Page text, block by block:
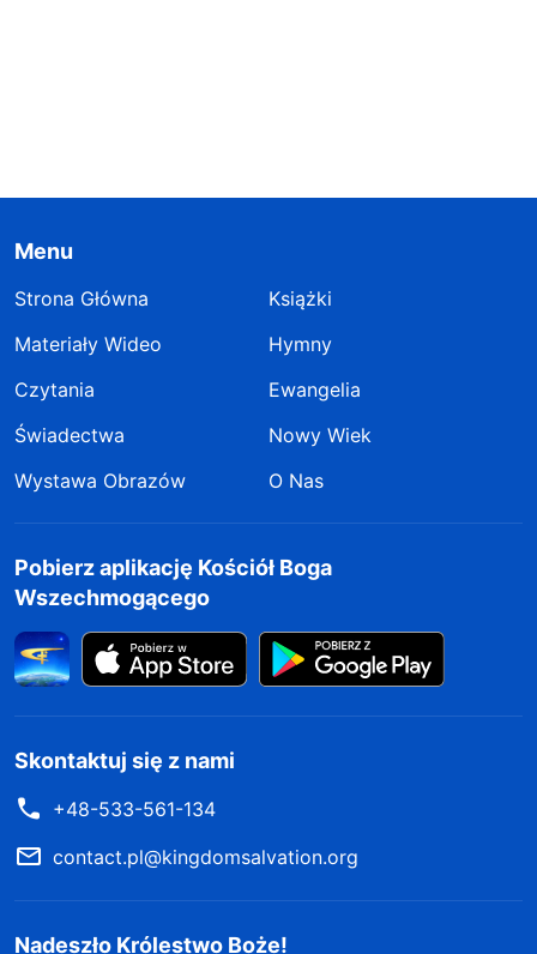
Menu
Strona Główna
Książki
Materiały Wideo
Hymny
Czytania
Ewangelia
Świadectwa
Nowy Wiek
Wystawa Obrazów
O Nas
Pobierz aplikację Kościół Boga
Wszechmogącego
Skontaktuj się z nami
+48-533-561-134
contact.pl@kingdomsalvation.org
Nadeszło Królestwo Boże!